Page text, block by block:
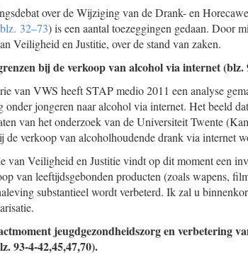
over de Wijziging van de Drank- en
32–73) is een aantal toezeggingen gedaan. Door
Veiligheid en Justitie, over de stand van zaken.
bij de verkoop van alcohol via internet (blz.
van VWS heeft STAP medio 2011 een analyse
onder jongeren naar alcohol via internet. Het beeld
van het onderzoek van de Universiteit Twente
de verkoop van alcoholhoudende drank via internet
van Veiligheid en Justitie vindt op dit moment een
van leeftijdsgebonden producten (zoals wapens,
substantieel wordt verbeterd. Ik zal u
jeugdgezondheidszorg en verbetering
93-4-42,45,47,70).